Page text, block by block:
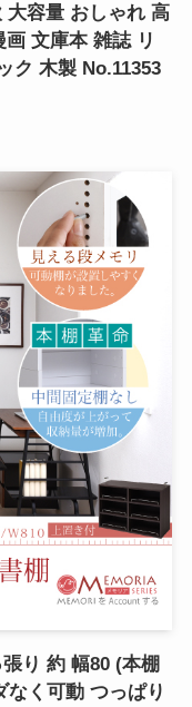
大容量 おしゃれ 高
文庫本 雑誌 リ
ク 木製 No.11353
り 約 幅80 (本棚
く可動 つっぱり